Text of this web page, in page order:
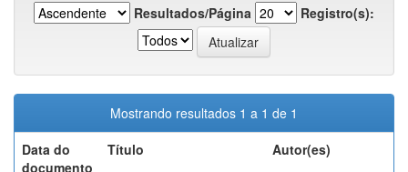
Resultados/Página
Registro(s):
Mostrando resultados 1 a 1 de 1
Data do
documento
Título Autor(es)